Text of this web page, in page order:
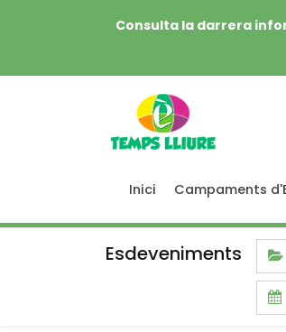
Consulta la darrera
Inici Campaments
Esdeveniments